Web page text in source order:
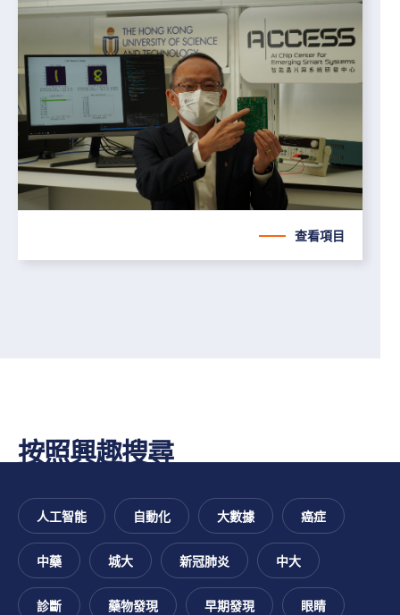
至
主
內
容
尋
找
的
興
趣
跳
至
腳
You
are
interested
查看項目
按照興趣搜尋
人工智能 自動化 大數據 癌症
中藥 城大 新冠肺炎 中大
診斷 藥物發現 早期發現 眼睛